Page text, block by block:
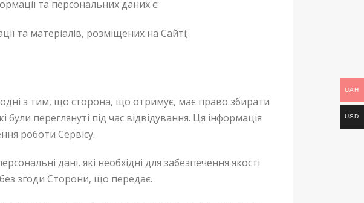
та персональних даних є:
та матеріалів, розміщених на Сайті;
з тим, що сторона, що отримує, має право збирати
переглянуті під час відвідування. Ця інформація
роботи Сервісу.
дані, які необхідні для забезпечення якості
згоди Сторони, що передає.
UAH
USD